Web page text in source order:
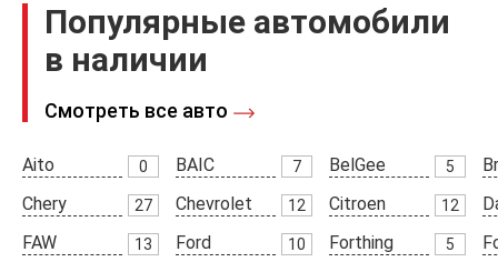
Популярные автомобили
в наличии
Смотреть все авто
Aito 0 BAIC 7 BelGee 5
Chery
27 Chevrolet 12 Citroen 12
FAW
13 Ford 10 Forthing 5